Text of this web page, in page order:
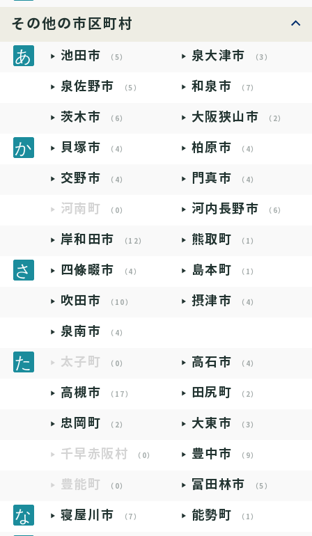
その他の市区町村
池田市 （5） 泉大津市 （3）
泉佐野市 （5） 和泉市 （7）
茨木市 （6） 大阪狭山市 （2）
貝塚市 （4） 柏原市 （4）
交野市 （4） 門真市 （4）
河南町 （0） 河内長野市 （6）
岸和田市 （12） 熊取町 （1）
四條畷市 （4） 島本町 （1）
吹田市 （10） 摂津市 （4）
泉南市 （4）
太子町 （0） 高石市 （4）
高槻市 （17） 田尻町 （2）
忠岡町 （2） 大東市 （3）
千早赤阪村 （0） 豊中市 （9）
豊能町 （0） 富田林市 （5）
寝屋川市 （7） 能勢町 （1）